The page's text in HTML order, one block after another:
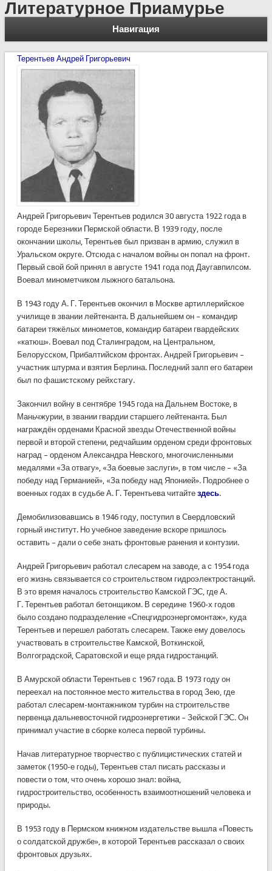
Литературное Приамурье
Навигация
Терентьев Андрей Григорьевич
Андрей Григорьевич Терентьев родился 30 августа 1922 года в
городе Березники Пермской области. В 1939 году, после
окончании школы, Терентьев был призван в армию, служил в
Уральском округе. Отсюда с началом войны он попал на фронт.
Первый свой бой принял в августе 1941 года под Даугавпилсом.
Воевал минометчиком лыжного батальона.
В 1943 году А. Г. Терентьев окончил в Москве артиллерийское
училище в звании лейтенанта. В дальнейшем он – командир
батареи тяжёлых минометов, командир батареи гвардейских
«катюш». Воевал под Сталинградом, на Центральном,
Белорусском, Прибалтийском фронтах. Андрей Григорьевич –
участник штурма и взятия Берлина. Последний залп его батареи
был по фашистскому рейхстагу.
Закончил войну в сентябре 1945 года на Дальнем Востоке, в
Маньчжурии, в звании гвардии старшего лейтенанта. Был
награждён орденами Красной звезды Отечественной войны
первой и второй степени, редчайшим орденом среди фронтовых
наград – орденом Александра Невского, многочисленными
медалями «За отвагу», «За боевые заслуги», в том числе – «За
победу над Германией», «За победу над Японией». Подробнее о
военных годах в судьбе А. Г. Терентьева читайте здесь.
Демобилизовавшись в 1946 году, поступил в Свердловский
горный институт. Но учебное заведение вскоре пришлось
оставить – дали о себе знать фронтовые ранения и контузии.
Андрей Григорьевич работал слесарем на заводе, а с 1954 года
его жизнь связывается со строительством гидроэлектростанций.
В это время началось строительство Камской ГЭС, где А.
Г. Терентьев работал бетонщиком. В середине 1960-х годов
было создано подразделение «Спецгидроэнергомонтаж», куда
Терентьев и перешел работать слесарем. Также ему довелось
участвовать в строительстве Камской, Воткинской,
Волгоградской, Саратовской и еще ряда гидростанций.
В Амурской области Терентьев с 1967 года. В 1973 году он
переехал на постоянное место жительства в город Зею, где
работал слесарем-монтажником турбин на строительстве
первенца дальневосточной гидроэнергетики – Зейской ГЭС. Он
принимал участие в сборке колеса первой турбины.
Начав литературное творчество с публицистических статей и
заметок (1950-е годы), Терентьев стал писать рассказы и
повести о том, что очень хорошо знал: война,
гидростроительство, особенность взаимоотношений человека и
природы.
В 1953 году в Пермском книжном издательстве вышла «Повесть
о солдатской дружбе», в которой Терентьев рассказал о своих
фронтовых друзьях.